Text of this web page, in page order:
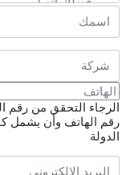
الرجاء التحقق من رقم
رقم الهاتف وأن يشمل
الدولة